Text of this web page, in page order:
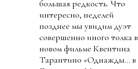
большая редкость. Что
интересно, неделей
позднее мы увидим дуэт
совершенно иного толка в
новом фильме Квентина
Тарантино «Однажды… в